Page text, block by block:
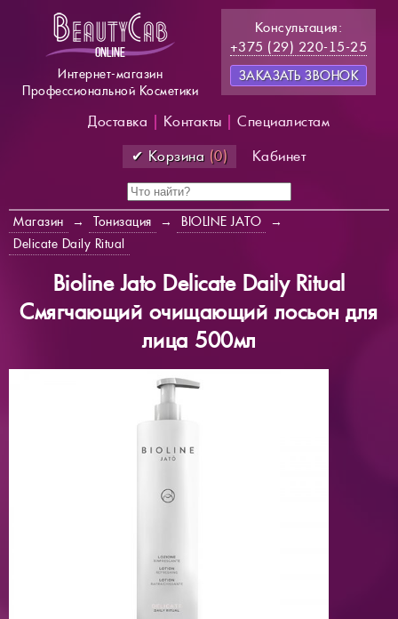
Интернет-магазин
Профессиональной Косметики
Консультация:
+375 (29) 220-15-25
ЗАКАЗАТЬ ЗВОНОК
Доставка Контакты
Специалистам
✔ Корзина (0) Кабинет
Магазин → Тонизация → BIOLINE JATO
→
Delicate Daily Ritual
Bioline Jato Delicate Daily Ritual
Смягчающий очищающий лосьон для
лица 500мл